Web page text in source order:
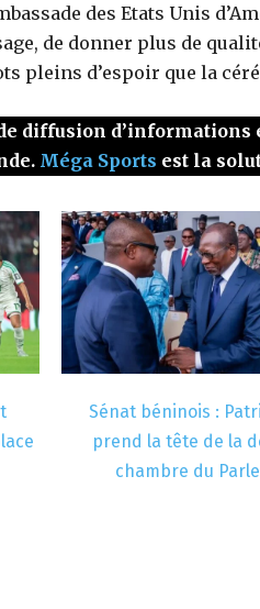
des Etats Unis
de donner plus de
pleins d’espoir que la
diffusion d’informations
Méga Sports est la
Sénat béninois :
prend la tête de la
chambre du